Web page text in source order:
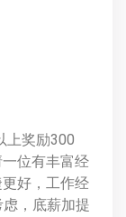
上奖励300
位有丰富经
好，工作经
，底薪加提